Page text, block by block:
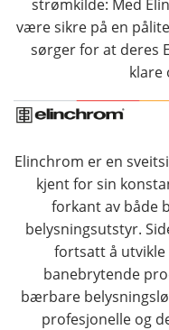
strømkilde: Med
være sikre på en
sørger for at deres
klare
Elinchrom er en
kjent for sin
forkant av både
belysningsutstyr.
fortsatt å utvikle
banebrytende
bærbare
profesjonelle og